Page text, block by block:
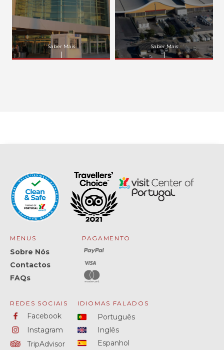
Saber Mais Saber Mais
MENUS
Sobre Nós
Contactos
FAQs
PAGAMENTO
REDES SOCIAIS
Facebook
Instagram
TripAdvisor
IDIOMAS FALADOS
Português
Inglês
Espanhol